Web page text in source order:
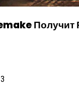
Получит